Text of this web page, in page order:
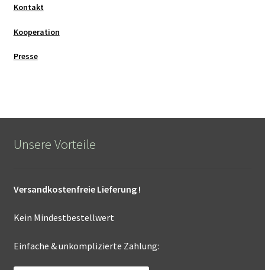
Kontakt
Kooperation
Presse
Unsere Vorteile
Versandkostenfreie Lieferung !
Kein Mindestbestellwert
Einfache & unkomplizierte Zahlung: